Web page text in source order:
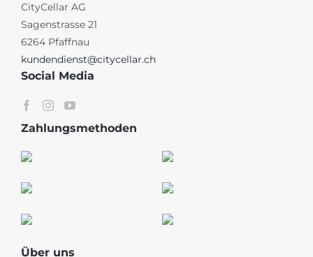
CityCellar AG
Sagenstrasse 21
6264 Pfaffnau
kundendienst@citycellar.ch
Social Media
Zahlungsmethoden
Über uns